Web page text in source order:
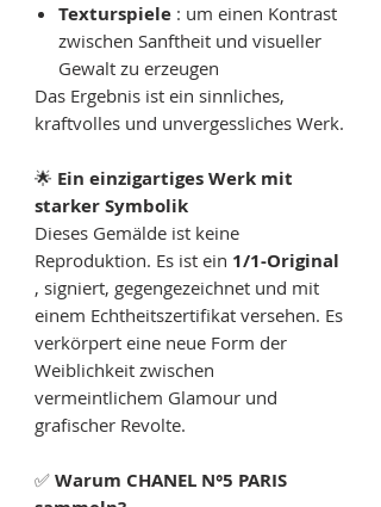
Texturspiele : um einen Kontrast
zwischen Sanftheit und visueller
Gewalt zu erzeugen
Das Ergebnis ist ein sinnliches,
kraftvolles und unvergessliches Werk.
🌟 Ein einzigartiges Werk mit
starker Symbolik
Dieses Gemälde ist keine
Reproduktion. Es ist ein 1/1-Original
, signiert, gegengezeichnet und mit
einem Echtheitszertifikat versehen. Es
verkörpert eine neue Form der
Weiblichkeit zwischen
vermeintlichem Glamour und
grafischer Revolte.
✅ Warum CHANEL N°5 PARIS